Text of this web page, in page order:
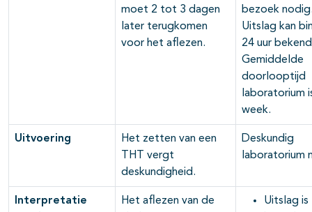
moet 2 tot 3 dagen
later terugkomen
voor het aflezen.
bezoek
Uitslag kan
24 uur
Gemiddelde
doorlooptijd
laboratorium
week.
Uitvoering
Het zetten van een
THT vergt
deskundigheid.
Deskundig
laboratorium
Interpretatie
Het aflezen van de
Uitslag is